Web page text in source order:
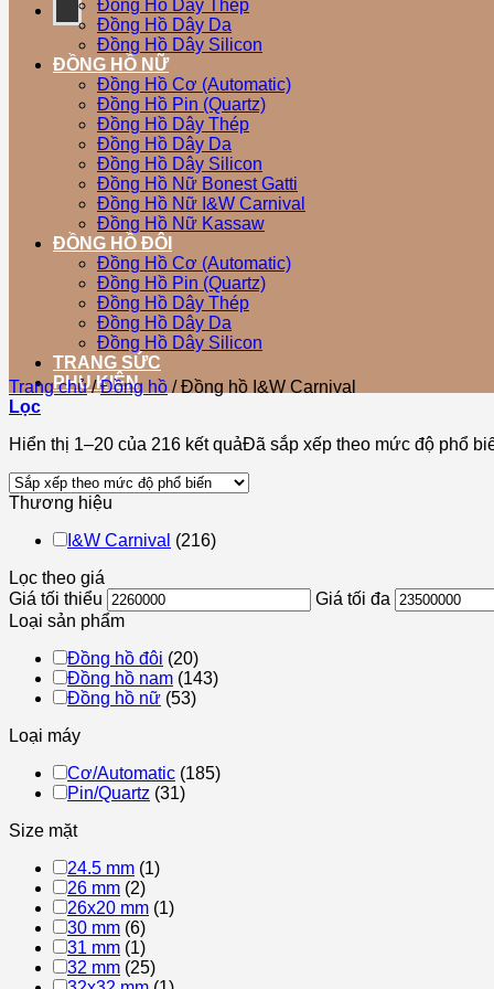
Đồng Hồ Dây Thép
Đồng Hồ Dây Da
Đồng Hồ Dây Silicon
ĐỒNG HỒ NỮ
Đồng Hồ Cơ (Automatic)
Đồng Hồ Pin (Quartz)
Đồng Hồ Dây Thép
Đồng Hồ Dây Da
Đồng Hồ Dây Silicon
Đồng Hồ Nữ Bonest Gatti
Đồng Hồ Nữ I&W Carnival
Đồng Hồ Nữ Kassaw
ĐỒNG HỒ ĐÔI
Đồng Hồ Cơ (Automatic)
Đồng Hồ Pin (Quartz)
Đồng Hồ Dây Thép
Đồng Hồ Dây Da
Đồng Hồ Dây Silicon
TRANG SỨC
PHỤ KIỆN
Trang chủ / Đồng hồ /Đồng hồ I&W Carnival
Lọc
Hiển thị 1–20 của 216 kết quảĐã sắp xếp theo mức độ phổ
Thương hiệu
I&W Carnival (216)
Lọc theo giá
Giá tối thiểu
Giá tối đa
Loại sản phẩm
Đồng hồ đôi (20)
Đồng hồ nam (143)
Đồng hồ nữ (53)
Loại máy
Cơ/Automatic (185)
Pin/Quartz (31)
Size mặt
24.5 mm (1)
26 mm (2)
26x20 mm (1)
30 mm (6)
31 mm (1)
32 mm (25)